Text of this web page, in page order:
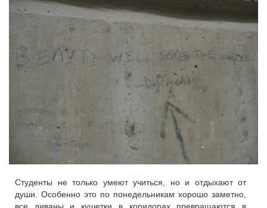
Студенты не только умеют учиться, но и отдыхают от
души. Особенно это по понедельникам хорошо заметно,